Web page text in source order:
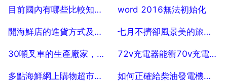
2025-07-29 2025-07-29
目前國內有哪些比較知名了網際網絡資管平臺？
2025-07-29
word 2016無法初始化
2025-07-29
開海鮮店的進貨方式及如何運輸
2025-07-29
七月不擠卻風景美的旅遊地
2025-07-29
30噸叉車的生產廠家，中國有30噸的叉車生產嗎
2025-07-29
72v充電器能衝70v充電器的電車嗎
2025-07-29
多點海鮮網上購物超市裡有什麼？ 如何正確給柴油發電機電瓶充電